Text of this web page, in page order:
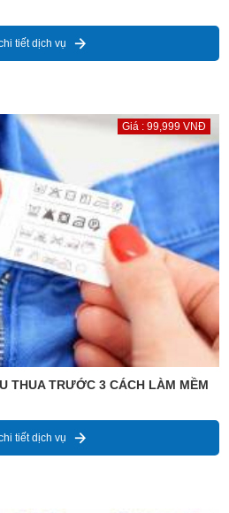
tiết dịch vụ
Giá : 99,999 VNĐ
THUA TRƯỚC 3 CÁCH LÀM MỀM
tiết dịch vụ